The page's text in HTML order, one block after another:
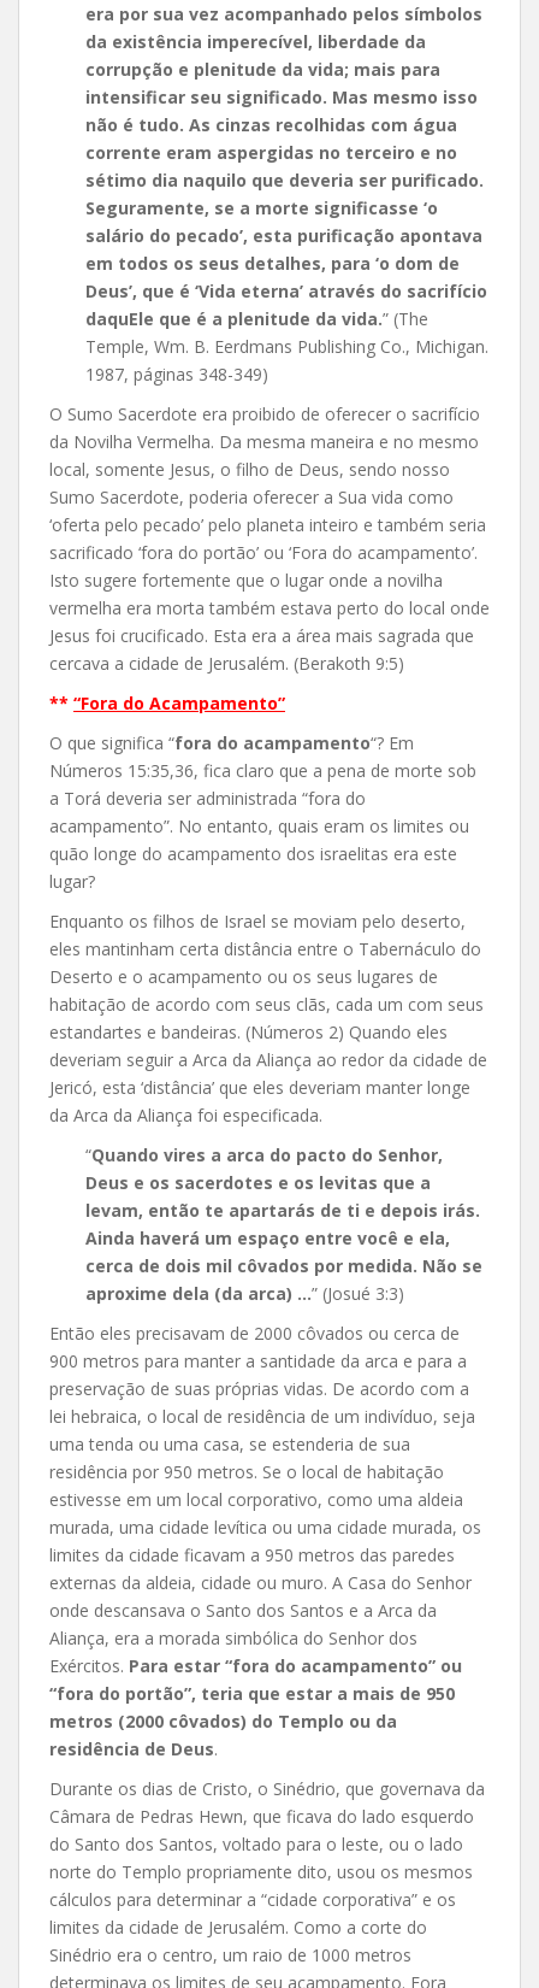
era por sua vez acompanhado pelos símbolos
da existência imperecível, liberdade da
corrupção e plenitude da vida; mais para
intensificar seu significado. Mas mesmo isso
não é tudo. As cinzas recolhidas com água
corrente eram aspergidas no terceiro e no
sétimo dia naquilo que deveria ser purificado.
Seguramente, se a morte significasse ‘o
salário do pecado’, esta purificação apontava
em todos os seus detalhes, para ‘o dom de
Deus’, que é ‘Vida eterna’ através do sacrifício
daquEle que é a plenitude da vida.” (The
Temple, Wm. B. Eerdmans Publishing Co., Michigan.
1987, páginas 348-349)
O Sumo Sacerdote era proibido de oferecer o sacrifício
da Novilha Vermelha. Da mesma maneira e no mesmo
local, somente Jesus, o filho de Deus, sendo nosso
Sumo Sacerdote, poderia oferecer a Sua vida como
‘oferta pelo pecado’ pelo planeta inteiro e também seria
sacrificado ‘fora do portão’ ou ‘Fora do acampamento’.
Isto sugere fortemente que o lugar onde a novilha
vermelha era morta também estava perto do local onde
Jesus foi crucificado. Esta era a área mais sagrada que
cercava a cidade de Jerusalém. (Berakoth 9:5)
** “Fora do Acampamento”
O que significa “fora do acampamento“? Em
Números 15:35,36, fica claro que a pena de morte sob
a Torá deveria ser administrada “fora do
acampamento”. No entanto, quais eram os limites ou
quão longe do acampamento dos israelitas era este
lugar?
Enquanto os filhos de Israel se moviam pelo deserto,
eles mantinham certa distância entre o Tabernáculo do
Deserto e o acampamento ou os seus lugares de
habitação de acordo com seus clãs, cada um com seus
estandartes e bandeiras. (Números 2) Quando eles
deveriam seguir a Arca da Aliança ao redor da cidade de
Jericó, esta ‘distância’ que eles deveriam manter longe
da Arca da Aliança foi especificada.
“Quando vires a arca do pacto do Senhor,
Deus e os sacerdotes e os levitas que a
levam, então te apartarás de ti e depois irás.
Ainda haverá um espaço entre você e ela,
cerca de dois mil côvados por medida. Não se
aproxime dela (da arca) …” (Josué 3:3)
Então eles precisavam de 2000 côvados ou cerca de
900 metros para manter a santidade da arca e para a
preservação de suas próprias vidas. De acordo com a
lei hebraica, o local de residência de um indivíduo, seja
uma tenda ou uma casa, se estenderia de sua
residência por 950 metros. Se o local de habitação
estivesse em um local corporativo, como uma aldeia
murada, uma cidade levítica ou uma cidade murada, os
limites da cidade ficavam a 950 metros das paredes
externas da aldeia, cidade ou muro. A Casa do Senhor
onde descansava o Santo dos Santos e a Arca da
Aliança, era a morada simbólica do Senhor dos
Exércitos. Para estar “fora do acampamento” ou
“fora do portão”, teria que estar a mais de 950
metros (2000 côvados) do Templo ou da
residência de Deus.
Durante os dias de Cristo, o Sinédrio, que governava da
Câmara de Pedras Hewn, que ficava do lado esquerdo
do Santo dos Santos, voltado para o leste, ou o lado
norte do Templo propriamente dito, usou os mesmos
cálculos para determinar a “cidade corporativa” e os
limites da cidade de Jerusalém. Como a corte do
Sinédrio era o centro, um raio de 1000 metros
determinava os limites de seu acampamento. Fora